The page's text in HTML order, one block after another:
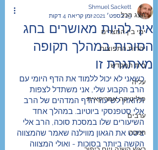
הצג הכל
ימי בין המצרים
יהדות התפוצות
בית המקדש
עליה
פוליטיקה אמריקאית
ערבים
חנוכה
איך להיות מאושרים בחג
הסוכות במהלך תקופה
מאתגרת זו
Shmuel Sackett
19 בספט׳ 2021
זמן קריאה 4 דקות
כשאני לא יכול ללמוד את הדף היומי עם
הרב הקבוע שלי, אני משתדל לצפות
ולהאזין לשיעור הדף המדהים של הרב
אלי סטפנסקי ביוטיוב. במהלך אחד
השיעורים שלו במסכת סוכה, הרב אלי
ציטט את הגאון מווילנה שאמר שהמצווה
הקשה ביותר בסוכות - ואולי המצווה